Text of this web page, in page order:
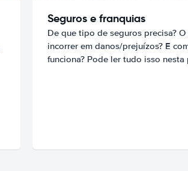
Seguros e franquias
De que tipo de seguros precisa?
incorrer em danos/prejuízos? E
funciona? Pode ler tudo isso nesta